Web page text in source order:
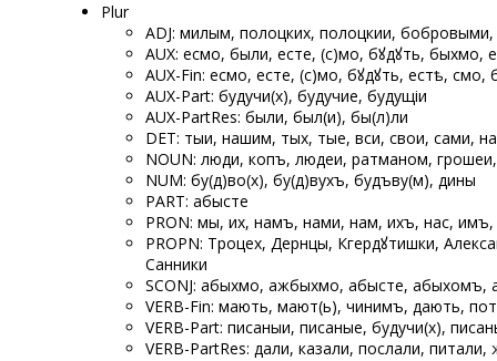
Plur
ADJ: милым, полоцких, полоцкии,
AUX: есмо, были, есте, (с)мо, бꙋдꙋть, быхмо,
AUX-Fin: есмо, есте, (с)мо, бꙋдꙋть, естѣ, смо,
AUX-Part: будучи(х), будучие, будущіи
AUX-PartRes: были, был(и), бы(л)ли
DET: тыи, нашим, тых, тые, вси, свои, сами,
NOUN: люди, копъ, людеи, ратманом,
NUM: ѡбу(д)во(х), ѡбу(д)вухъ, ѡбудъву(м), ѡдины
PART: абысте
PRON: мы, их, намъ, нами, нам, ихъ, нас, имъ,
PROPN: Троцех, Дернцы, Кгердꙋтишки,
Санники
SCONJ: абыхмо, ажбыхмо, абысте,
VERB-Fin: мають, мают(ь), чинимъ, дають,
VERB-Part: писаныи, писаные, будучи(х),
VERB-PartRes: дали, казали, послали,